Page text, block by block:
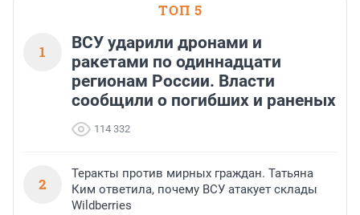
ТОП 5
1
ВСУ ударили дронами и
ракетами по одиннадцати
регионам России. Власти
сообщили о погибших и раненых
114 332
2
Теракты против мирных граждан. Татьяна
Ким ответила, почему ВСУ атакует склады
Wildberries